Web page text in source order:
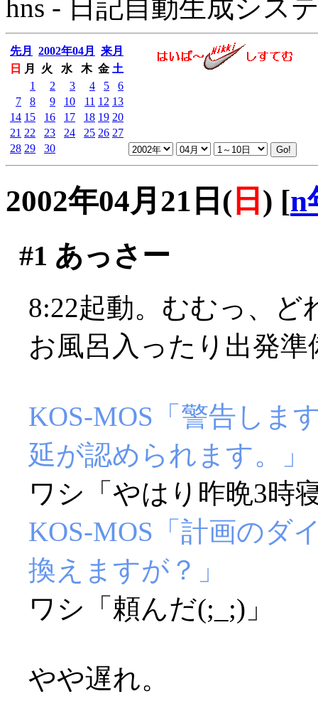
hns - 日記自動生成シス
先月 2002年04月
来月
日
月 火 水 木 金 土
1
2 3 4 5
6
7
8 9 10 11 12 13
14 15 16 17 18 19 20
21 22 23 24 25 26 27
28 29 30
2002年04月21日( 日 ) [n
#1 あっさー
8:22起動。むむっ、
お風呂入ったり出発準
KOS-MOS「警告しま
延が認められます。」
ワシ「やはり昨晩3時
KOS-MOS「計画のダ
換えますが？」
ワシ「頼んだ(;_;)」
やや遅れ。